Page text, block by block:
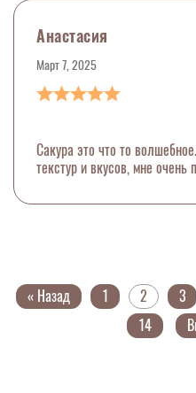
Анастасия
Март 7, 2025
Сакура это что то
текстур и вкусов, мне очень
« Назад 1 2 3
14